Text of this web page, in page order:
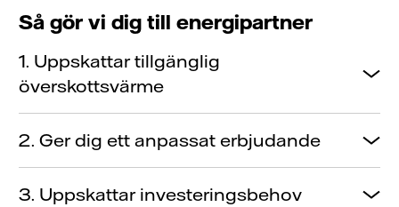
Så gör vi dig till energipartner
1. Uppskattar tillgänglig
överskottsvärme
2. Ger dig ett anpassat erbjudande
3. Uppskattar investeringsbehov